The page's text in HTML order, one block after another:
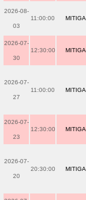
2026-08-
03
11:00:00 MITIGA
2026-07-
30
12:30:00 MITIGA
2026-07-
27
11:00:00 MITIGA
2026-07-
23
12:30:00 MITIGA
2026-07-
20
20:30:00 MITIGA